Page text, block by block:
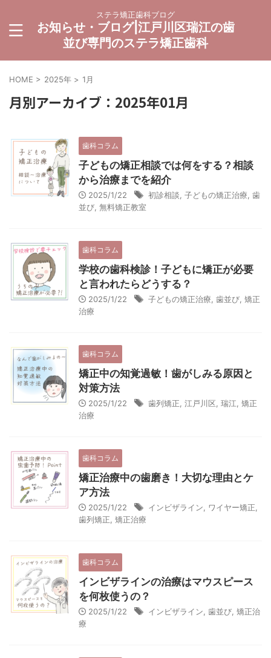
ステラ矯正歯科ブログ
お知らせ・ブログ|江戸川区瑞江の歯
並び専門のステラ矯正歯科
HOME > 2025年 > 1月
月別アーカイブ：2025年01月
歯科コラム
子どもの矯正相談では何をする？相談
から治療までを紹介
2025/1/22 初診相談 子どもの矯正治療 歯
並び 無料矯正教室
歯科コラム
学校の歯科検診！子どもに矯正が必要
と言われたらどうする？
2025/1/22 子どもの矯正治療 歯並び 矯正
治療
歯科コラム
矯正中の知覚過敏！歯がしみる原因と
対策方法
2025/1/22 歯列矯正 江戸川区 瑞江 矯正
治療
歯科コラム
矯正治療中の歯磨き！大切な理由とケ
ア方法
2025/1/22 インビザライン ワイヤー矯正
歯列矯正 矯正治療
歯科コラム
インビザラインの治療はマウスピース
を何枚使うの？
2025/1/22 インビザライン 歯並び 矯正治
療